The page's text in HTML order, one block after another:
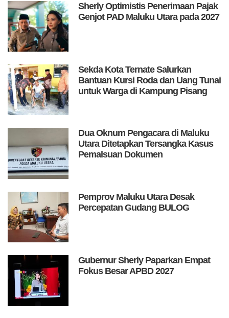
Sherly Optimistis Penerimaan Pajak
Genjot PAD Maluku Utara pada 2027
Sekda Kota Ternate Salurkan
Bantuan Kursi Roda dan Uang Tunai
untuk Warga di Kampung Pisang
Dua Oknum Pengacara di Maluku
Utara Ditetapkan Tersangka Kasus
Pemalsuan Dokumen
Pemprov Maluku Utara Desak
Percepatan Gudang BULOG
Gubernur Sherly Paparkan Empat
Fokus Besar APBD 2027